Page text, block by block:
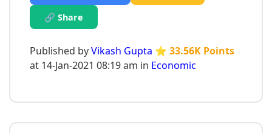
🔗 Share
Published byVikash Gupta ⭐ 33.56K Points
at 14-Jan-2021 08:19 am in Economic